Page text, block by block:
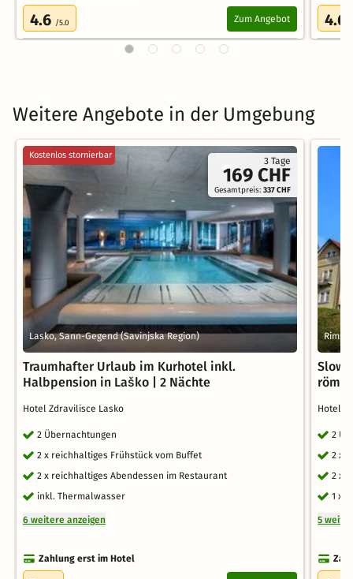
4.6 /5.0 Zum Angebot 4.6
Weitere Angebote in der Umgebung
3 Tage
169 CHF
Gesamtpreis:337 CHF
Kostenlos stornierbar
Lasko, Sann-Gegend (Savinjska Region)
Traumhafter Urlaub im Kurhotel inkl.
Halbpension in Laško | 2 Nächte
Hotel Zdravilisce Lasko
2 Übernachtungen
2 x reichhaltiges Frühstück vom Buffet
2 x reichhaltiges Abendessen im Restaurant
inkl. Thermalwasser
6 weitere anzeigen
Zahlung erst im Hotel
Hotel
2
2 x
2 x
1 x
5